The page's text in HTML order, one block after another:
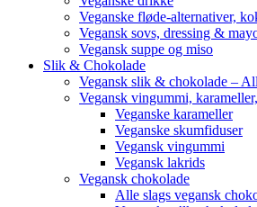
Veganske fløde-alternativer,
Vegansk sovs, dressing &
Vegansk suppe og miso
Slik & Chokolade
Vegansk slik & chokolade –
Vegansk vingummi,
Veganske karameller
Veganske skumfiduser
Vegansk vingummi
Vegansk lakrids
Vegansk chokolade
Alle slags vegansk